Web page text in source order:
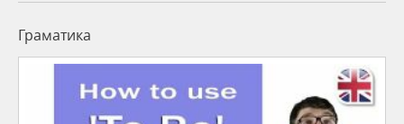
Граматика